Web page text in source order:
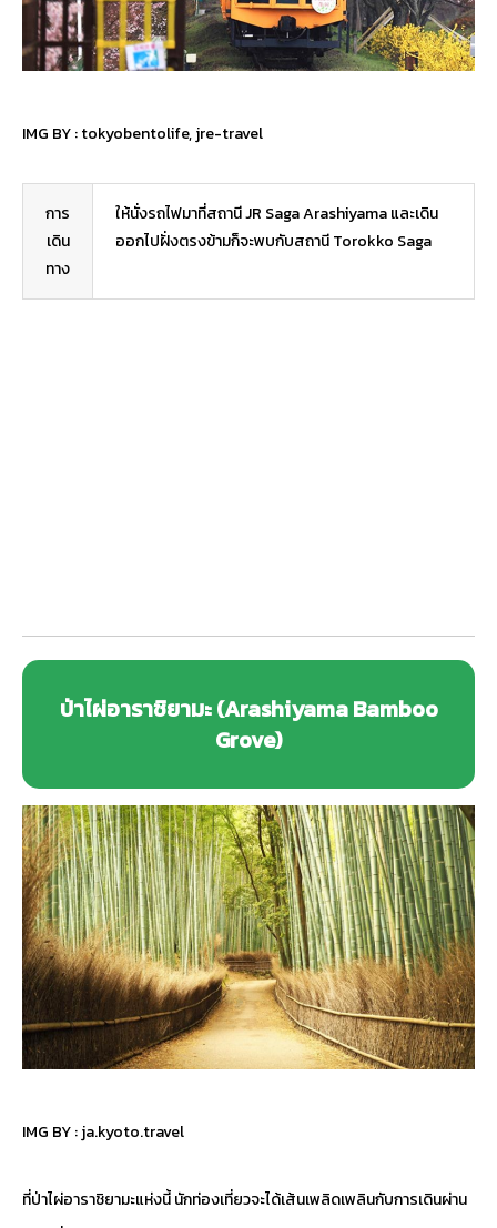
IMG BY :tokyobentolife,jre-travel
การ
เดิน
ทาง
ให้นั่งรถไฟมาที่สถานี JR Saga Arashiyama และเดิน
ออกไปฝั่งตรงข้ามก็จะพบกับสถานี Torokko Saga
ป่าไผ่อาราชิยามะ (Arashiyama Bamboo
Grove)
IMG BY :ja.kyoto.travel
ที่ป่าไผ่อาราชิยามะแห่งนี้ นักท่องเที่ยวจะได้เส้นเพลิดเพลินกับการเดินผ่าน